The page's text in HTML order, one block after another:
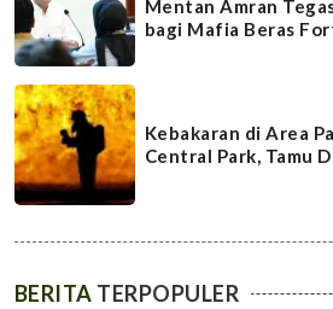
Mentan Amran
bagi Mafia Beras
Kebakaran di Area
Central Park, Tamu
BERITA TERPOPULER